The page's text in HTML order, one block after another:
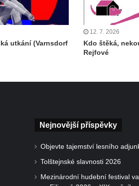
utkání (Varnsdorf
12. 7. 2026
Kdo štěká,
Rejfové
Nejnovější příspěvky
Objevte tajemství lesního
Tolštejnské slavnosti 2026
Mezinárodní hudební festival